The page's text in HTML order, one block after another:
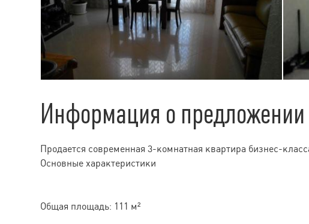
Информация о предложении
Продается современная 3-комнатная квартира бизнес-
Основные характеристики
Общая площадь: 111 м²